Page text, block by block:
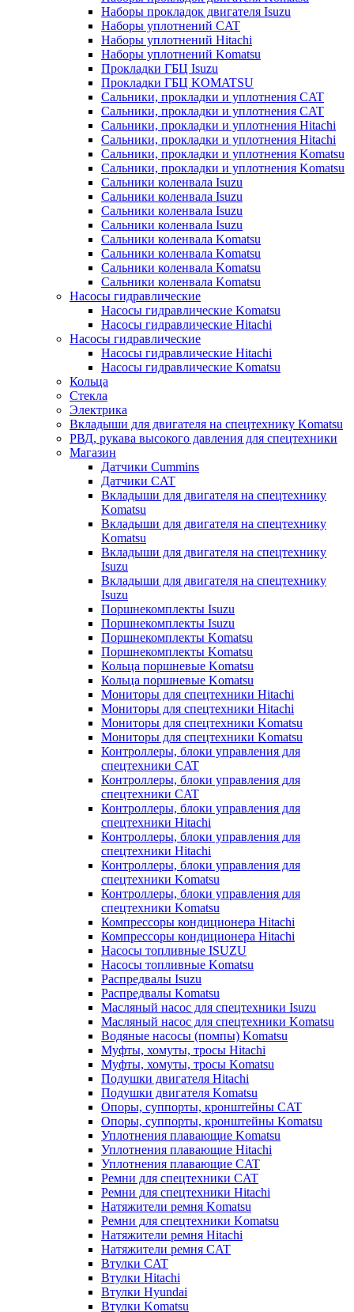
Наборы прокладок двигателя Isuzu
Наборы уплотнений CAT
Наборы уплотнений Hitachi
Наборы уплотнений Komatsu
Прокладки ГБЦ Isuzu
Прокладки ГБЦ KOMATSU
Сальники, прокладки и уплотнения CAT
Сальники, прокладки и уплотнения CAT
Сальники, прокладки и уплотнения Hitachi
Сальники, прокладки и уплотнения Hitachi
Сальники, прокладки и уплотнения Komatsu
Сальники, прокладки и уплотнения Komatsu
Сальники коленвала Isuzu
Сальники коленвала Isuzu
Сальники коленвала Isuzu
Сальники коленвала Isuzu
Сальники коленвала Komatsu
Сальники коленвала Komatsu
Сальники коленвала Komatsu
Сальники коленвала Komatsu
Насосы гидравлические
Насосы гидравлические Komatsu
Насосы гидравлические Hitachi
Насосы гидравлические
Насосы гидравлические Hitachi
Насосы гидравлические Komatsu
Кольца
Стекла
Электрика
Вкладыши для двигателя на спецтехнику Komatsu
РВД, рукава высокого давления для спецтехники
Магазин
Датчики Cummins
Датчики CAT
Вкладыши для двигателя на спецтехнику
Komatsu
Вкладыши для двигателя на спецтехнику
Komatsu
Вкладыши для двигателя на спецтехнику
Isuzu
Вкладыши для двигателя на спецтехнику
Isuzu
Поршнекомплекты Isuzu
Поршнекомплекты Isuzu
Поршнекомплекты Komatsu
Поршнекомплекты Komatsu
Кольца поршневые Komatsu
Кольца поршневые Komatsu
Мониторы для спецтехники Hitachi
Мониторы для спецтехники Hitachi
Мониторы для спецтехники Komatsu
Мониторы для спецтехники Komatsu
Контроллеры, блоки управления для
спецтехники CAT
Контроллеры, блоки управления для
спецтехники CAT
Контроллеры, блоки управления для
спецтехники Hitachi
Контроллеры, блоки управления для
спецтехники Hitachi
Контроллеры, блоки управления для
спецтехники Komatsu
Контроллеры, блоки управления для
спецтехники Komatsu
Компрессоры кондиционера Hitachi
Компрессоры кондиционера Hitachi
Насосы топливные ISUZU
Насосы топливные Komatsu
Распредвалы Isuzu
Распредвалы Komatsu
Масляный насос для спецтехники Isuzu
Масляный насос для спецтехники Komatsu
Водяные насосы (помпы) Komatsu
Муфты, хомуты, тросы Hitachi
Муфты, хомуты, тросы Komatsu
Подушки двигателя Hitachi
Подушки двигателя Komatsu
Опоры, суппорты, кронштейны CAT
Опоры, суппорты, кронштейны Komatsu
Уплотнения плавающие Komatsu
Уплотнения плавающие Hitachi
Уплотнения плавающие CAT
Ремни для спецтехники CAT
Ремни для спецтехники Hitachi
Натяжители ремня Komatsu
Ремни для спецтехники Komatsu
Натяжители ремня Hitachi
Натяжители ремня CAT
Втулки CAT
Втулки Hitachi
Втулки Hyundai
Втулки Komatsu